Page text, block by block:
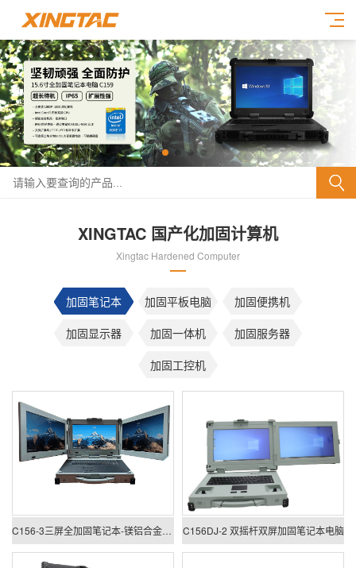
XINGTAC 国产化加固计算机
Xingtac Hardened Computer
加固笔记本 加固平板电脑
加固便携机
加固显示器
加固一体机
加固服务器
加固工控机
C156-3三屏全加固笔记本-镁铝合金-独立显卡 C156DJ-2 双摇杆双屏加固笔记本电脑